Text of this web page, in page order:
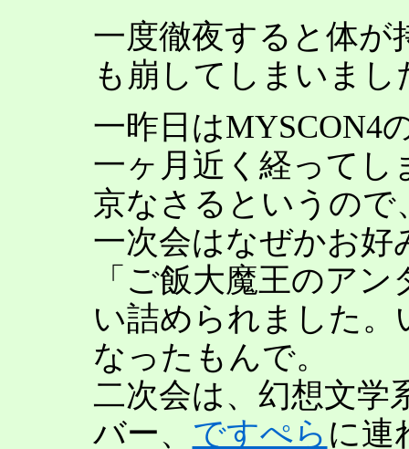
一度徹夜すると体が
も崩してしまいま
一昨日はMYSCON4
一ヶ月近く経ってし
京なさるというの
一次会はなぜかお好
「ご飯大魔王のア
い詰められました
なったもんで。
二次会は、幻想文学
バー、 ですぺら に連